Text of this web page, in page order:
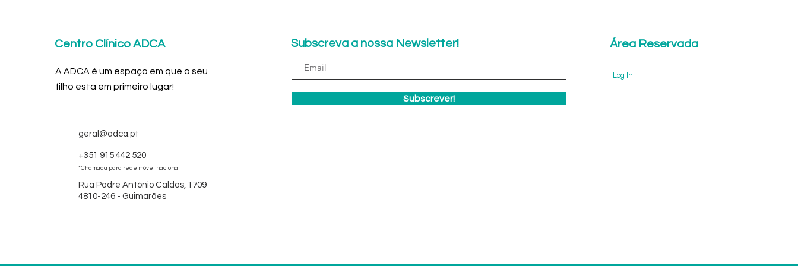
Centro Clínico ADCA
A ADCA é um espaço em que o seu
filho está em primeiro lugar!
geral@adca.pt
+351 915 442 520
*Chamada para rede móvel nacional
Rua Padre António Caldas, 1709
4810-246 - Guimarães
Subscreva a nossa Newsletter!
Subscrever!
Área Reservada
Log In